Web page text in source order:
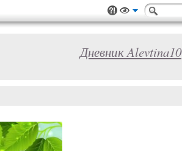
Дневник Alevtina10